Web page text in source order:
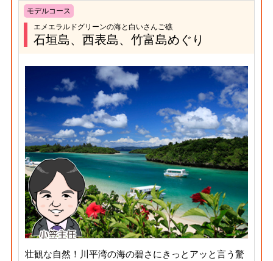
モデルコース
エメエラルドグリーンの海と白いさんご礁
石垣島、西表島、竹富島めぐり
壮観な自然！川平湾の海の碧さにきっとアッと言う驚